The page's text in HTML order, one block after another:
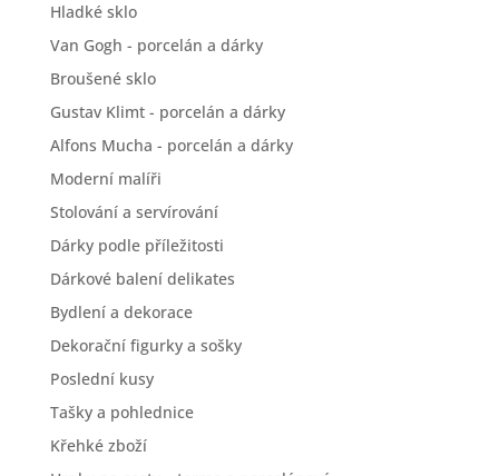
Hladké sklo
Van Gogh - porcelán a dárky
Broušené sklo
Gustav Klimt - porcelán a dárky
Alfons Mucha - porcelán a dárky
Moderní malíři
Stolování a servírování
Dárky podle příležitosti
Dárkové balení delikates
Bydlení a dekorace
Dekorační figurky a sošky
Poslední kusy
Tašky a pohlednice
Křehké zboží